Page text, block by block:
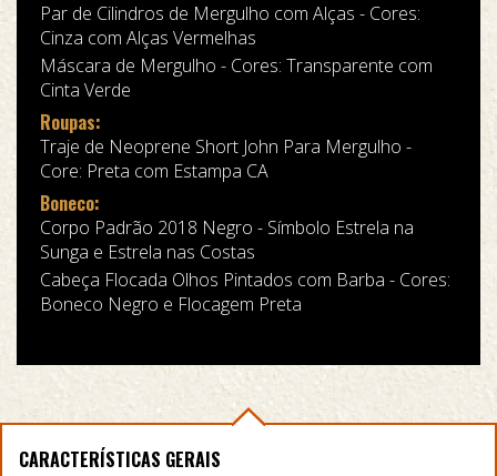
Par de Cilindros de Mergulho com Alças - Cores:
Cinza com Alças Vermelhas
Máscara de Mergulho - Cores: Transparente com
Cinta Verde
Roupas:
Traje de Neoprene Short John Para Mergulho -
Core: Preta com Estampa CA
Boneco:
Corpo Padrão 2018 Negro - Símbolo Estrela na
Sunga e Estrela nas Costas
Cabeça Flocada Olhos Pintados com Barba - Cores:
Boneco Negro e Flocagem Preta
CARACTERÍSTICAS GERAIS